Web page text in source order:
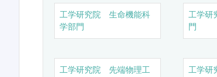
工学研究院 生命機能科
学部門
工学研
門
工学研究院 先端物理工
工学研